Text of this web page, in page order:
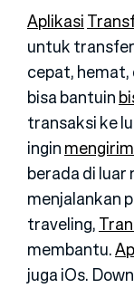
Aplikasi
untuk transfer
cepat, hemat,
bisa bantuin
transaksi ke
ingin
berada di luar
menjalankan
traveling,
membantu.
juga iOs.